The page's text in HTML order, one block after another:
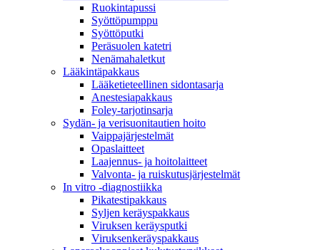
Ruokintapussi
Syöttöpumppu
Syöttöputki
Peräsuolen katetri
Nenämahaletkut
Lääkintäpakkaus
Lääketieteellinen sidontasarja
Anestesiapakkaus
Foley-tarjotinsarja
Sydän- ja verisuonitautien hoito
Vaippajärjestelmät
Opaslaitteet
Laajennus- ja hoitolaitteet
Valvonta- ja ruiskutusjärjestelmät
In vitro -diagnostiikka
Pikatestipakkaus
Syljen keräyspakkaus
Viruksen keräysputki
Viruksenkeräyspakkaus